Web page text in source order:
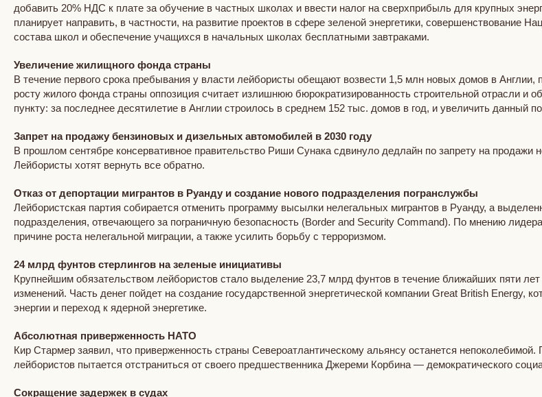
добавить 20% НДС к плате за обучение в частных школах и ввести налог на сверхприбыль для крупных
планирует направить, в частности, на развитие проектов в сфере зеленой энергетики, совершенствование
состава школ и обеспечение учащихся в начальных школах бесплатными завтраками.
Увеличение жилищного фонда страны
В течение первого срока пребывания у власти лейбористы обещают возвести 1,5 млн новых домов в
росту жилого фонда страны оппозиция считает излишнюю бюрократизированность строительной отрасли и
пункту: за последнее десятилетие в Англии строилось в среднем 152 тыс. домов в год, и увеличить данный
Запрет на продажу бензиновых и дизельных автомобилей в 2030 году
В прошлом сентябре консервативное правительство Риши Сунака сдвинуло дедлайн по запрету на
Лейбористы хотят вернуть все обратно.
Отказ от депортации мигрантов в Руанду и создание нового подразделения погранслужбы
Лейбористская партия собирается отменить программу высылки нелегальных мигрантов в Руанду, а
подразделения, отвечающего за пограничную безопасность (Border and Security Command). По мнению
причине роста нелегальной миграции, а также усилить борьбу с терроризмом.
24 млрд фунтов стерлингов на зеленые инициативы
Крупнейшим обязательством лейбористов стало выделение 23,7 млрд фунтов в течение ближайших пяти
изменений. Часть денег пойдет на создание государственной энергетической компании Great British Energy,
энергии и переход к ядерной энергетике.
Абсолютная приверженность НАТО
Кир Стармер заявил, что приверженность страны Североатлантическому альянсу останется
лейбористов пытается отстраниться от своего предшественника Джереми Корбина — демократического
Сокращение задержек в судах